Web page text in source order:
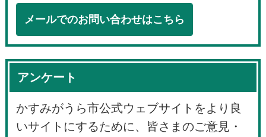
メールでのお問い合わせはこちら
アンケート
かすみがうら市公式ウェブサイトをより良
いサイトにするために、皆さまのご意見・